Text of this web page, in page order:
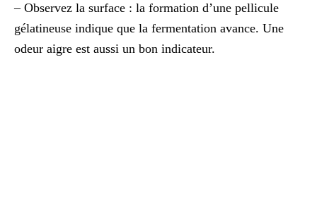
– Observez la surface : la formation d’une pellicule
gélatineuse indique que la fermentation avance. Une
odeur aigre est aussi un bon indicateur.